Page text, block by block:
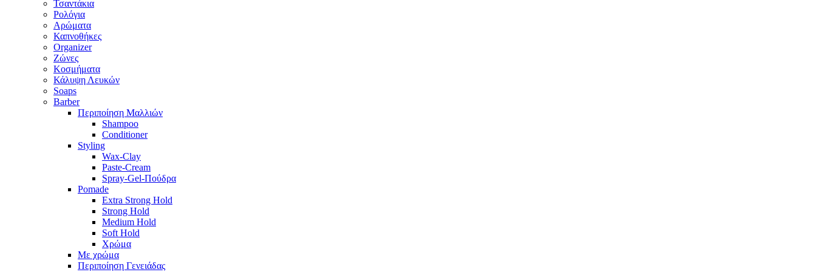
Τσαντάκια
Ρολόγια
Αρώματα
Καπνοθήκες
Organizer
Ζώνες
Κοσμήματα
Κάλυψη Λευκών
Soaps
Barber
Περιποίηση Μαλλιών
Shampoo
Conditioner
Styling
Wax-Clay
Paste-Cream
Spray-Gel-Πούδρα
Pomade
Extra Strong Hold
Strong Hold
Medium Hold
Soft Hold
Χρώμα
Με χρώμα
Περιποίηση Γενειάδας